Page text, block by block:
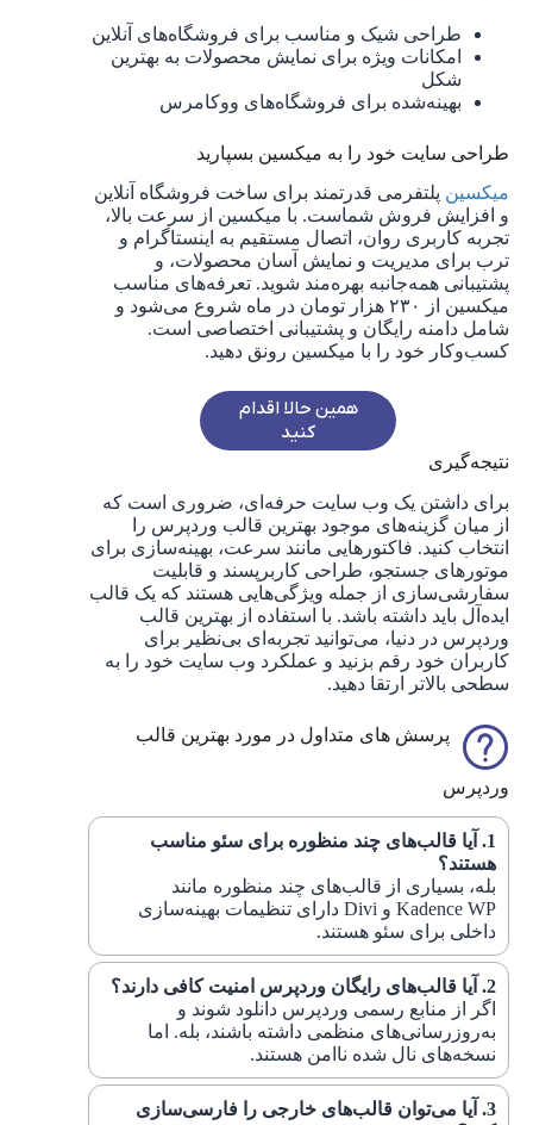
طراحی شیک و مناسب برای فروشگاه‌های آنلاین
امکانات ویژه برای نمایش محصولات به بهترین
شکل
بهینه‌شده برای فروشگاه‌های ووکامرس
طراحی سایت خود را به میکسین بسپارید
میکسین پلتفرمی قدرتمند برای ساخت فروشگاه آنلاین
و افزایش فروش شماست. با میکسین از سرعت بالا،
تجربه کاربری روان، اتصال مستقیم به اینستاگرام و
ترب برای مدیریت و نمایش آسان محصولات، و
پشتیبانی همه‌جانبه بهره‌مند شوید. تعرفه‌های مناسب
میکسین از ۲۳۰ هزار تومان در ماه شروع می‌شود و
شامل دامنه رایگان و پشتیبانی اختصاصی است.
کسب‌وکار خود را با میکسین رونق دهید.
همین حالا اقدام
کنید
نتیجه‌گیری
برای داشتن یک وب سایت حرفه‌ای، ضروری است که
از میان گزینه‌های موجود بهترین قالب وردپرس را
انتخاب کنید. فاکتورهایی مانند سرعت، بهینه‌سازی برای
موتورهای جستجو، طراحی کاربرپسند و قابلیت
سفارشی‌سازی از جمله ویژگی‌هایی هستند که یک قالب
ایده‌آل باید داشته باشد. با استفاده از بهترین قالب
وردپرس در دنیا، می‌توانید تجربه‌ای بی‌نظیر برای
کاربران خود رقم بزنید و عملکرد وب سایت خود را به
سطحی بالاتر ارتقا دهید.
پرسش های متداول در مورد بهترین قالب
وردپرس
آیا قالب‌های چند منظوره برای سئو مناسب
هستند؟
بله، بسیاری از قالب‌های چند منظوره مانند
Kadence WP و Divi دارای تنظیمات بهینه‌سازی
داخلی برای سئو هستند.
آیا قالب‌های رایگان وردپرس امنیت کافی دارند؟
اگر از منابع رسمی وردپرس دانلود شوند و
به‌روزرسانی‌های منظمی داشته باشند، بله. اما
نسخه‌های نال شده ناامن هستند.
آیا می‌توان قالب‌های خارجی را فارسی‌سازی